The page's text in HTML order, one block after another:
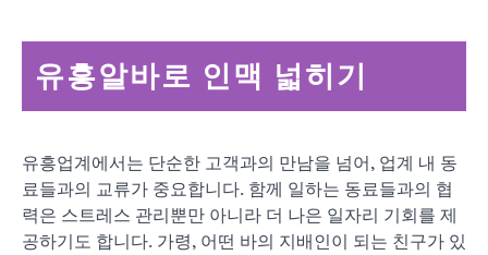
유흥알바로 인맥 넓히기
유흥업계에서는 단순한 고객과의 만남을 넘어, 업계 내 동
료들과의 교류가 중요합니다. 함께 일하는 동료들과의 협
력은 스트레스 관리뿐만 아니라 더 나은 일자리 기회를 제
공하기도 합니다. 가령, 어떤 바의 지배인이 되는 친구가 있